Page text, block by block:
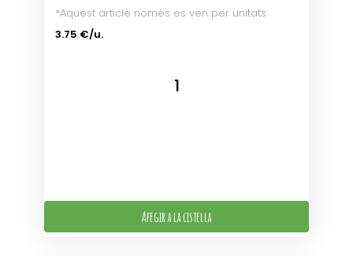
*Aquest article només es ven per unitats
3.75 €/u.
Afegir a la cistella